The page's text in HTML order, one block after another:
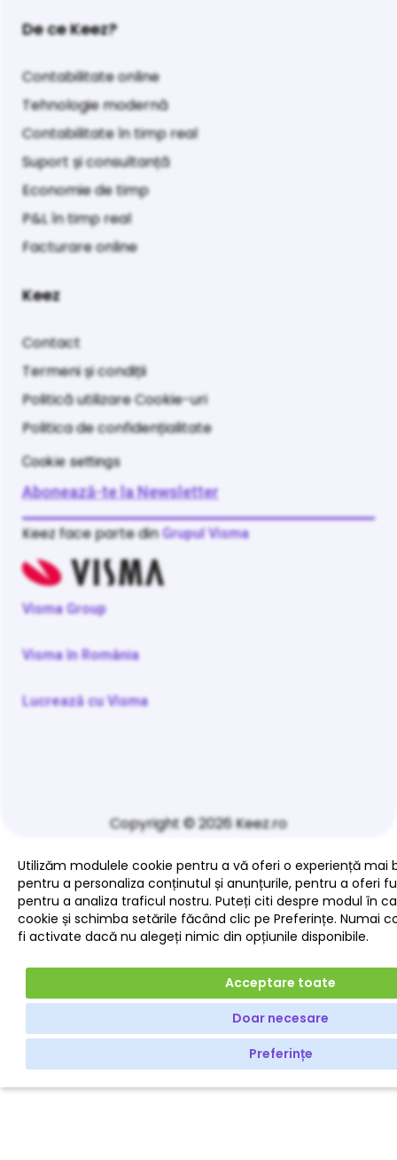
De ce Keez?
Contabilitate online
Tehnologie modernă
Contabilitate în timp real
Suport și consultanță
Economie de timp
P&L în timp real
Facturare online
Keez
Contact
Termeni și condiții
Politică utilizare Cookie-uri
Politica de confidențialitate
Cookie settings
Abonează-te la Newsletter
Keez face parte dinGrupul Visma
Visma Group
Visma în România
Lucrează cu Visma
Copyright © 2026 Keez.ro